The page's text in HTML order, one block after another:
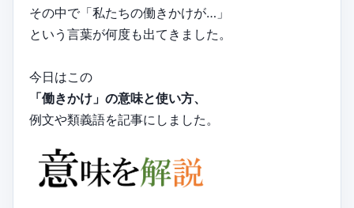
その中で「私たちの働きかけが…」
という言葉が何度も出てきました。
今日はこの
「働きかけ」の意味と使い方、
例文や類義語を記事にしました。